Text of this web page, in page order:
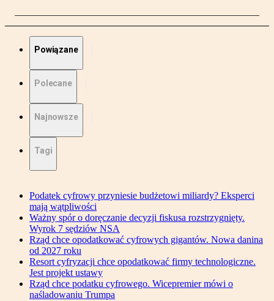
Powiązane
Polecane
Najnowsze
Tagi
Podatek cyfrowy przyniesie budżetowi miliardy? Eksperci
mają wątpliwości
Ważny spór o doręczanie decyzji fiskusa rozstrzygnięty.
Wyrok 7 sędziów NSA
Rząd chce opodatkować cyfrowych gigantów. Nowa danina
od 2027 roku
Resort cyfryzacji chce opodatkować firmy technologiczne.
Jest projekt ustawy
Rząd chce podatku cyfrowego. Wicepremier mówi o
naśladowaniu Trumpa